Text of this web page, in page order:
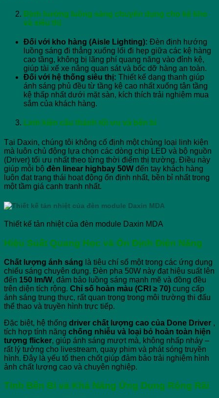
Định hướng luồng sáng chuyên dụng cho kệ kho
và siêu thị
Đối với kho hàng (Aisle Lighting): Đèn định hướng
luồng sáng đi thẳng xuống lối đi hẹp giữa các kệ hàng
cao tầng, không bị lãng phí quang năng vào đỉnh kệ,
giúp tài xế xe nâng quan sát và bốc dỡ hàng an toàn.
Đối với hệ thống siêu thị: Thiết kế dạng thanh giúp
ánh sáng phủ đều từ tầng kệ cao nhất xuống tận tầng
kệ thấp nhất dưới mặt sàn, kích thích trải nghiệm mua
sắm của khách hàng.
Linh kiện cấu thành tối ưu và bền bỉ
Tại Daxin, chúng tôi không cố định một chủng loại linh kiện
mà luôn chủ động lựa chọn các dòng chip LED và bộ nguồn
(Driver) tối ưu nhất theo từng thời điểm thị trường. Điều này
giúp mỗi bộ đèn linear highbay 50W đến tay khách hàng
luôn đạt trạng thái hoạt động ổn định nhất, bền bỉ nhất trong
một tầm giá cạnh tranh nhất.
Thiết kế tản nhiệt của đèn module Daxin MDA
Hiệu Suất Quang Học và Ổn Định Điện Năng
Chất lượng ánh sáng là tiêu chí số một trong các ứng dụng
chiếu sáng chuyên dụng. Đèn pha 50W này đạt hiệu suất lên
đến 150 lm/W, đảm bảo luồng sáng mạnh mẽ và đồng đều
trên diện tích rộng. Chỉ số hoàn màu (CRI ≥ 70) cung cấp
ánh sáng trung thực, rất quan trọng trong môi trường thi đấu
thể thao và truyền hình trực tiếp.
Đặc biệt, hệ thống driver chất lượng cao của Done Driver ,
tích hợp tính năng chống nhiễu và loại bỏ hoàn toàn hiện
tượng flicker, giúp ánh sáng mượt mà, không nhấp nháy –
rất lý tưởng cho livestream, quay phim và phát sóng truyền
hình. Đây là yếu tố then chốt giúp đảm bảo trải nghiệm hình
ảnh chất lượng cao và chuyên nghiệp.
Tính Bền Bỉ và Khả Năng Ứng Dụng Rộng Rãi